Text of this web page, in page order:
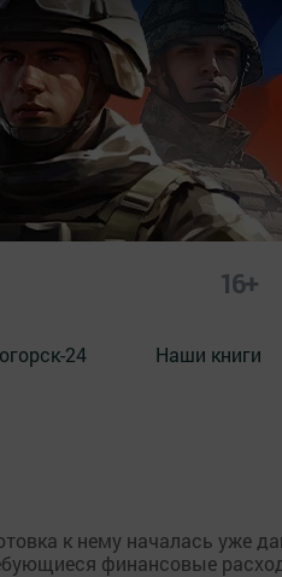
16+
24 Наши книги
к нему началась уже
финансовые